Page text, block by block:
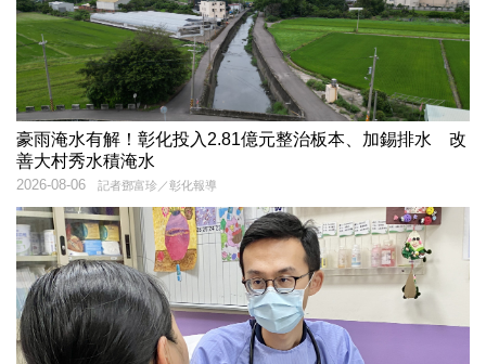
豪雨淹水有解！彰化投入2.81億元整治板本、加錫排水 改
善大村秀水積淹水
記者鄧富珍／彰化報導
2026-08-06